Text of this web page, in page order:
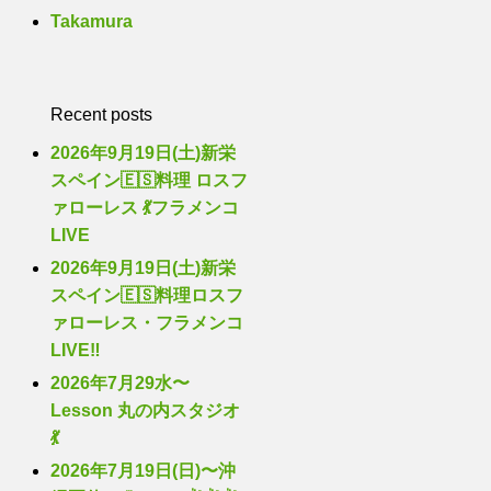
Takamura
Recent posts
2026年9月19日(土)新栄
スペイン🇪🇸料理 ロスフ
ァローレス 💃フラメンコ
LIVE
2026年9月19日(土)新栄
スペイン🇪🇸料理ロスフ
ァローレス・フラメンコ
LIVE‼️
2026年7月29水〜
Lesson 丸の内スタジオ
💃
2026年7月19日(日)〜沖